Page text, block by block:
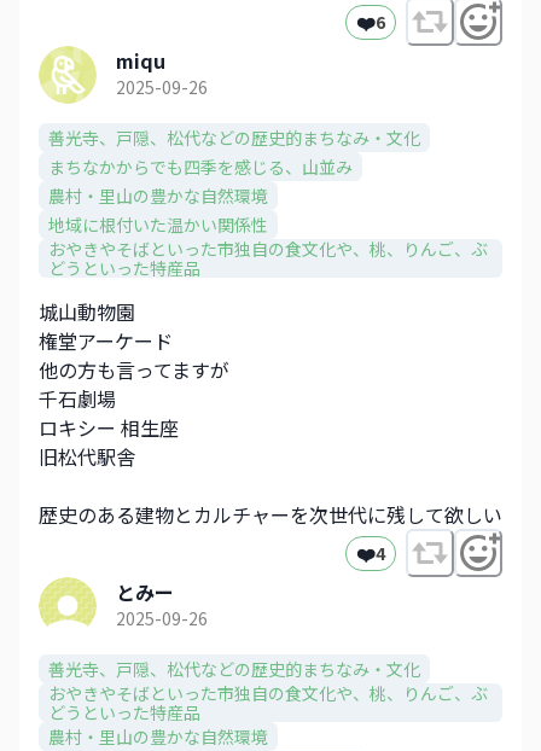
❤️6
miqu
2025-09-26
善光寺、戸隠、松代などの歴史的まちなみ・文化​
まちなかからでも四季を感じる、山並み​
農村・里山の豊かな自然環境
地域に根付いた温かい関係性
おやきやそばといった市独自の食文化や、​桃、りんご、ぶ
どうといった特産品​
城山動物園
権堂アーケード
他の方も言ってますが
千石劇場
ロキシー 相生座
旧松代駅舎
歴史のある建物とカルチャーを次世代に残して欲しい
❤️4
とみー
2025-09-26
善光寺、戸隠、松代などの歴史的まちなみ・文化​
おやきやそばといった市独自の食文化や、​桃、りんご、ぶ
どうといった特産品​
農村・里山の豊かな自然環境